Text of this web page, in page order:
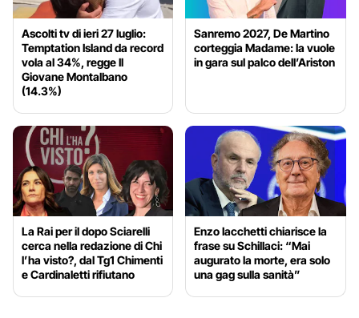
Ascolti tv di ieri 27 luglio:
Temptation Island da record
vola al 34%, regge Il
Giovane Montalbano
(14.3%)
Sanremo 2027, De Martino
corteggia Madame: la vuole
in gara sul palco dell’Ariston
La Rai per il dopo Sciarelli
cerca nella redazione di Chi
l’ha visto?, dal Tg1 Chimenti
e Cardinaletti rifiutano
Enzo Iacchetti chiarisce la
frase su Schillaci: “Mai
augurato la morte, era solo
una gag sulla sanità”